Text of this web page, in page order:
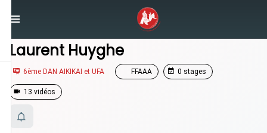
Laurent Huyghe
Laurent Huyghe
6ème DAN AIKIKAI et UFA FFAAA 0 stages
13 vidéos